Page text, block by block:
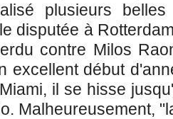
plusieurs belles
disputée à
contre Milos
excellent début
il se hisse
Malheureusement,